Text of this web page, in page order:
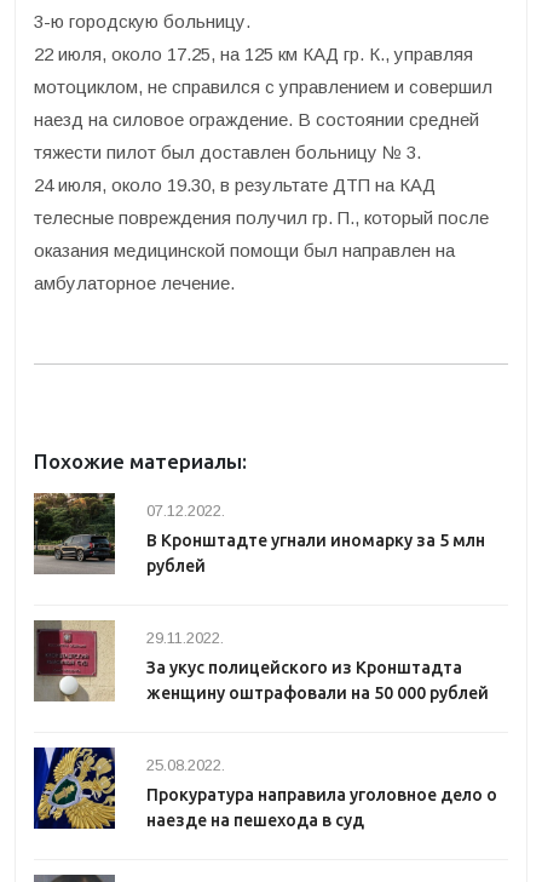
3-ю городскую больницу.
22 июля, около 17.25, на 125 км КАД гр. К., управляя
мотоциклом, не справился с управлением и совершил
наезд на силовое ограждение. В состоянии средней
тяжести пилот был доставлен больницу № 3.
24 июля, около 19.30, в результате ДТП на КАД
телесные повреждения получил гр. П., который после
оказания медицинской помощи был направлен на
амбулаторное лечение.
Похожие материалы:
07.12.2022.
В Кронштадте угнали иномарку за 5 млн
рублей
29.11.2022.
За укус полицейского из Кронштадта
женщину оштрафовали на 50 000 рублей
25.08.2022.
Прокуратура направила уголовное дело о
наезде на пешехода в суд